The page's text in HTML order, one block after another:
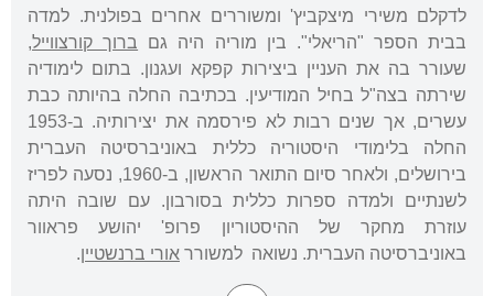
לדקלם משירי מיצקביץ' ומשוררים אחרים בפולנית. למדה
בבית הספר "הריאלי". בין מוריה היה גם ברוך קורצווייל,
שעורר בה את העניין ביצירות קפקא ועגנון. בתום לימודיה
שירתה בצה"ל בחיל המודיעין. בכתיבה החלה בהיותה כבת
עשרים, אך שנים רבות לא פירסמה את יצירותיה. ב-1953
החלה בלימודי היסטוריה כללית באוניברסיטה העברית
בירושלים, ולאחר סיום התואר הראשון, ב-1960, נסעה לפריז
לשנתיים ולמדה ספרות כללית בסורבון. עם שובה היתה
עוזרת מחקר של ההיסטוריון פרופ' יהושע פראוור
באוניברסיטה העברית. נשואה למשורר אורי ברנשטיין.